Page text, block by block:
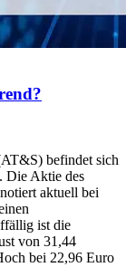
befindet sich
Die Aktie des
aktuell bei
ist die
von 31,44
bei 22,96 Euro